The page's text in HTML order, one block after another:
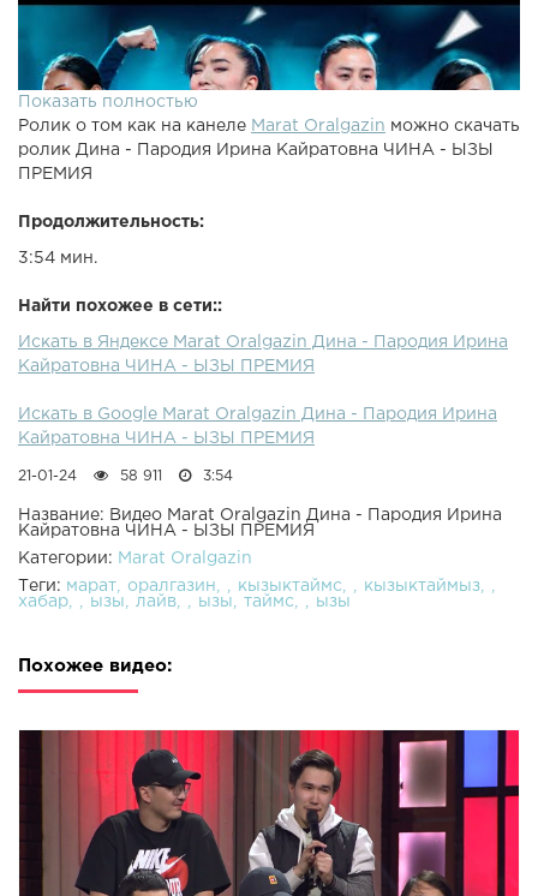
Показать полностью
Ролик о том как на канеле Marat Oralgazin можно скачать
ролик Дина - Пародия Ирина Кайратовна ЧИНА - ЫЗЫ
ПРЕМИЯ
Продолжительность:
3:54 мин.
Найти похожее в сети::
Искать в Яндексе Marat Oralgazin Дина - Пародия Ирина
Кайратовна ЧИНА - ЫЗЫ ПРЕМИЯ
Искать в Google Marat Oralgazin Дина - Пародия Ирина
Кайратовна ЧИНА - ЫЗЫ ПРЕМИЯ
21-01-24 58 911 3:54
Название: Видео Marat Oralgazin Дина - Пародия Ирина
Кайратовна ЧИНА - ЫЗЫ ПРЕМИЯ
Категории: Marat Oralgazin
Теги: марат оралгазин кызыктаймс
кызыктаймыз
хабар
ызы лайв ызы таймс ызы
Похожее видео: